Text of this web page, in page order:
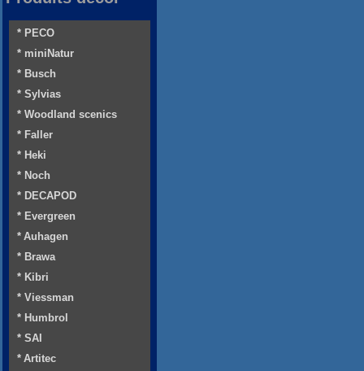
* PECO
* miniNatur
* Busch
* Sylvias
* Woodland scenics
* Faller
* Heki
* Noch
* DECAPOD
* Evergreen
* Auhagen
* Brawa
* Kibri
* Viessman
* Humbrol
* SAI
* Artitec